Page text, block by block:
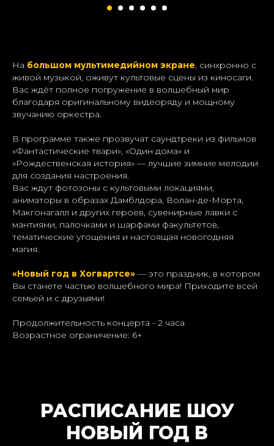
На большом мультимедийном экране, синхронно с
живой музыкой, оживут культовые сцены из киносаги.
Вас ждёт полное погружение в волшебный мир
благодаря оригинальному видеоряду и мощному
звучанию оркестра.
В программе также прозвучат саундтреки из фильмов
«Фантастические твари», «Один дома» и
«Рождественская история» — лучшие зимние мелодии
для создания настроения.
Вас ждут фотозоны с культовыми локациями,
аниматоры в образах Дамблдора, Волан-де-Морта,
Макгонагалл и других героев, сувенирные лавки с
мантиями, палочками и шарфами факультетов,
тематические угощения и настоящая новогодняя
магия.
«Новый год в Хогвартсе» — это праздник, в котором
Вы станете частью волшебного мира! Приходите всей
семьей и с друзьями!
Продолжительность концерта - 2 часа
Возрастное ограничение: 6+
РАСПИСАНИЕ ШОУ
НОВЫЙ ГОД В